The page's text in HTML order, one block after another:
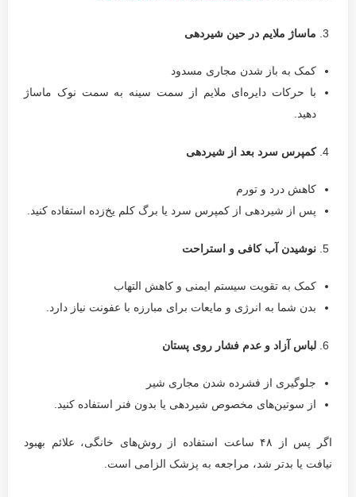
ماساژ ملایم در حین شیردهی
کمک به باز شدن مجاری مسدود
با حرکات دایره‌ای ملایم از سمت سینه به سمت نوک ماساژ
دهید.
کمپرس سرد بعد از شیردهی
کاهش درد و تورم
پس از شیردهی از کمپرس سرد یا برگ کلم یخ‌زده استفاده کنید.
نوشیدن آب کافی و استراحت
کمک به تقویت سیستم ایمنی و کاهش التهاب
بدن شما به انرژی و مایعات برای مبارزه با عفونت نیاز دارد.
لباس آزاد و عدم فشار روی پستان
جلوگیری از فشرده شدن مجاری شیر
از سوتین‌های مخصوص شیردهی یا بدون فنر استفاده کنید.
اگر پس از ۴۸ ساعت استفاده از روش‌های خانگی، علائم بهبود
نیافت یا بدتر شد، مراجعه به پزشک الزامی است.